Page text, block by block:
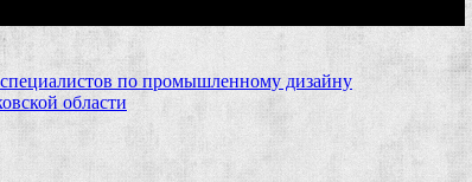
по промышленному дизайну
области